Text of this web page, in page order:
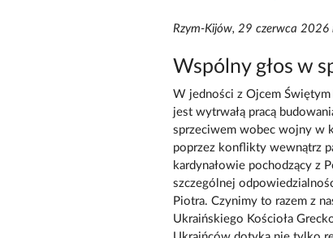
Rzym-Kijów, 29 czerwca 2026
Wspólny głos w
W jedności z Ojcem
jest wytrwałą pracą
sprzeciwem wobec wojny w
poprzez konflikty wewnątrz
kardynałowie pochodzący z
szczególnej
Piotra. Czynimy to razem z
Ukraińskiego Kościoła